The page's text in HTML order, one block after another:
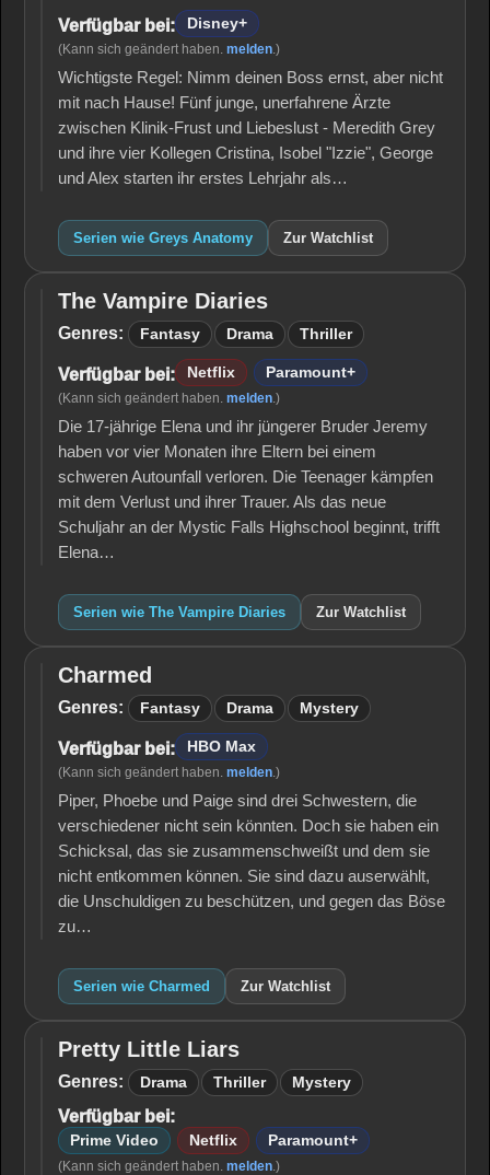
Verfügbar bei: Disney+
(Kann sich geändert haben. melden.)
Wichtigste Regel: Nimm deinen Boss ernst, aber nicht
mit nach Hause! Fünf junge, unerfahrene Ärzte
zwischen Klinik-Frust und Liebeslust - Meredith Grey
und ihre vier Kollegen Cristina, Isobel "Izzie", George
und Alex starten ihr erstes Lehrjahr als…
Serien wie Greys Anatomy Zur Watchlist
The
Vampire
The Vampire Diaries
Genres: Fantasy Drama Thriller
Verfügbar bei: Netflix Paramount+
(Kann sich geändert haben. melden.)
Die 17-jährige Elena und ihr jüngerer Bruder Jeremy
haben vor vier Monaten ihre Eltern bei einem
schweren Autounfall verloren. Die Teenager kämpfen
mit dem Verlust und ihrer Trauer. Als das neue
Schuljahr an der Mystic Falls Highschool beginnt, trifft
Elena…
Serien wie The Vampire Diaries Zur Watchlist
Charmed
Charmed
Genres: Fantasy Drama Mystery
Verfügbar bei: HBO Max
(Kann sich geändert haben. melden.)
Piper, Phoebe und Paige sind drei Schwestern, die
verschiedener nicht sein könnten. Doch sie haben ein
Schicksal, das sie zusammenschweißt und dem sie
nicht entkommen können. Sie sind dazu auserwählt,
die Unschuldigen zu beschützen, und gegen das Böse
zu…
Serien wie Charmed Zur Watchlist
Pretty
Little
Pretty Little Liars
Genres: Drama Thriller Mystery
Verfügbar bei:
Prime Video Netflix Paramount+
(Kann sich geändert haben. melden.)